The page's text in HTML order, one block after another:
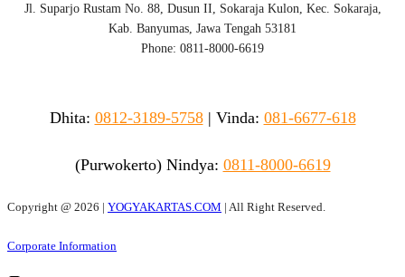
Jl. Suparjo Rustam No. 88, Dusun II, Sokaraja Kulon, Kec. Sokaraja,
Kab. Banyumas, Jawa Tengah 53181
Phone: 0811-8000-6619
Dhita: 0812-3189-5758| Vinda: 081-6677-618
(Purwokerto) Nindya: 0811-8000-6619
Copyright @ 2026 | YOGYAKARTAS.COM | All Right Reserved.
Corporate Information